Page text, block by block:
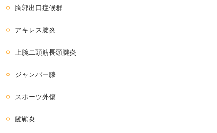
胸郭出口症候群
アキレス腱炎
上腕二頭筋長頭腱炎
ジャンパー膝
スポーツ外傷
腱鞘炎